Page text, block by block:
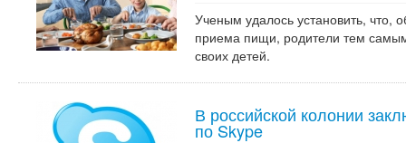
Ученым удалось установить, что,
приема пищи, родители тем
своих детей.
В российской колонии
по Skype